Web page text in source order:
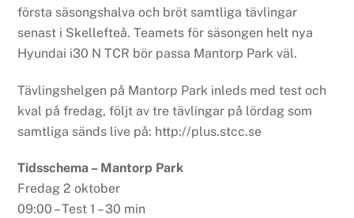
första säsongshalva och bröt samtliga tävlingar
senast i Skellefteå. Teamets för säsongen helt nya
Hyundai i30 N TCR bör passa Mantorp Park väl.
Tävlingshelgen på Mantorp Park inleds med test och
kval på fredag, följt av tre tävlingar på lördag som
samtliga sänds live på: http://plus.stcc.se
Tidsschema – Mantorp Park
Fredag 2 oktober
09:00 – Test 1 – 30 min